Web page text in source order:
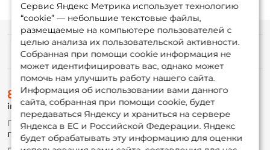
Сервис Яндекс Метрика использует технологию
“cookie” — небольшие текстовые файлы,
размещаемые на компьютере пользователей с
целью анализа их пользовательской активности.
Собранная при помощи cookie информация не
может идентифицировать вас, однако может
помочь нам улучшить работу нашего сайта.
Информация об использовании вами данного
сайта, собранная при помощи cookie, будет
передаваться Яндексу и храниться на сервере
Яндекса в ЕС и Российской Федерации. Яндекс
будет обрабатывать эту информацию для оценки
Информация
О магазине
Доставка
Оплата
Fox-bonus
Гуру
8 (495) 532-77-88
info@foxfishing.ru
По вопросам с заказом
г. Москва, ул. Плеханова д.7